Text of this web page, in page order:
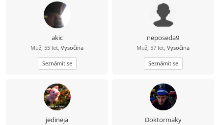
akic
Muž, 55 let, Vysočina
Seznámit se
neposeda9
Muž, 57 let, Vysočina
Seznámit se
jedineja Doktormaky